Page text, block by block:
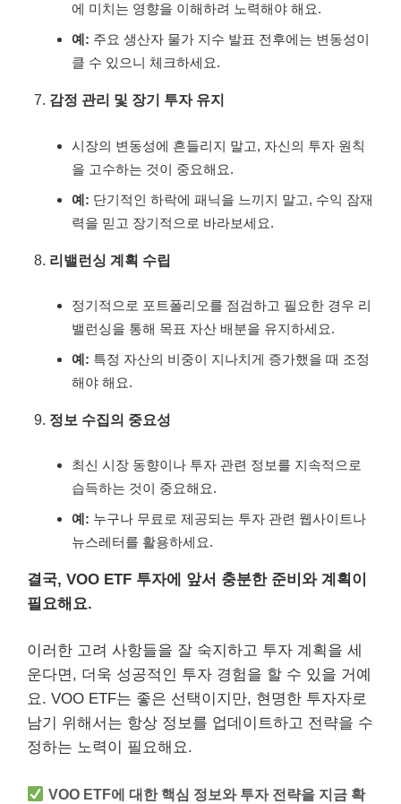
에 미치는 영향을 이해하려 노력해야 해요.
예: 주요 생산자 물가 지수 발표 전후에는 변동성이
클 수 있으니 체크하세요.
감정 관리 및 장기 투자 유지
시장의 변동성에 흔들리지 말고, 자신의 투자 원칙
을 고수하는 것이 중요해요.
예: 단기적인 하락에 패닉을 느끼지 말고, 수익 잠재
력을 믿고 장기적으로 바라보세요.
리밸런싱 계획 수립
정기적으로 포트폴리오를 점검하고 필요한 경우 리
밸런싱을 통해 목표 자산 배분을 유지하세요.
예: 특정 자산의 비중이 지나치게 증가했을 때 조정
해야 해요.
정보 수집의 중요성
최신 시장 동향이나 투자 관련 정보를 지속적으로
습득하는 것이 중요해요.
예: 누구나 무료로 제공되는 투자 관련 웹사이트나
뉴스레터를 활용하세요.
결국, VOO ETF 투자에 앞서 충분한 준비와 계획이
필요해요.
이러한 고려 사항들을 잘 숙지하고 투자 계획을 세
운다면, 더욱 성공적인 투자 경험을 할 수 있을 거예
요. VOO ETF는 좋은 선택이지만, 현명한 투자자로
남기 위해서는 항상 정보를 업데이트하고 전략을 수
정하는 노력이 필요해요.
VOO ETF에 대한 핵심 정보와 투자 전략을 지금 확